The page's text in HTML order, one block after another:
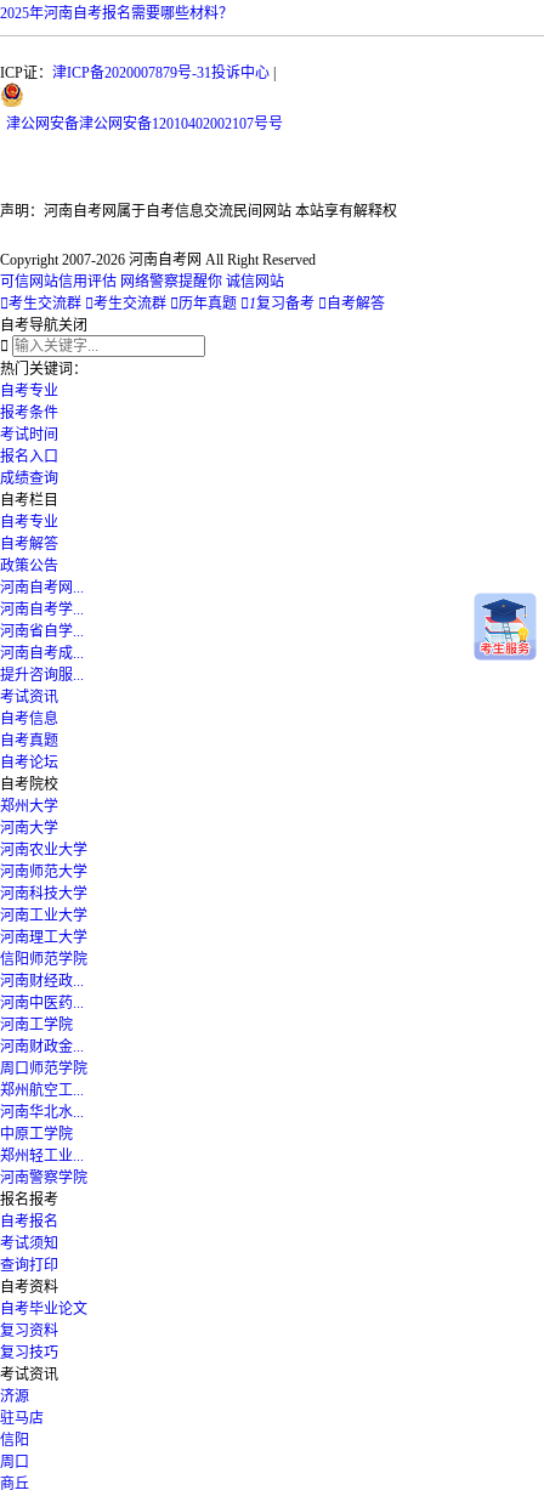
2025年河南自考报名需要哪些材料？
ICP证： 津ICP备2020007879号-31投诉中心
津公网安备津公网安备12010402002107号号
声明：河南自考网属于自考信息交流民间网站 本站享有解释权
Copyright 2007-2026 河南自考网 All Right Reserved
可信网站信用评估 网络警察提醒你 诚信网站
考生交流群 考生交流群 历年真题 1复习备考  自考解答
自考导航关闭

热门关键词：
自考专业
报考条件
考试时间
报名入口
成绩查询
自考栏目
自考专业
自考解答
政策公告
河南自考网...
河南自考学...
河南省自学...
河南自考成...
提升咨询服...
考试资讯
自考信息
自考真题
自考论坛
自考院校
郑州大学
河南大学
河南农业大学
河南师范大学
河南科技大学
河南工业大学
河南理工大学
信阳师范学院
河南财经政...
河南中医药...
河南工学院
河南财政金...
周口师范学院
郑州航空工...
河南华北水...
中原工学院
郑州轻工业...
河南警察学院
报名报考
自考报名
考试须知
查询打印
自考资料
自考毕业论文
复习资料
复习技巧
考试资讯
济源
驻马店
信阳
周口
商丘